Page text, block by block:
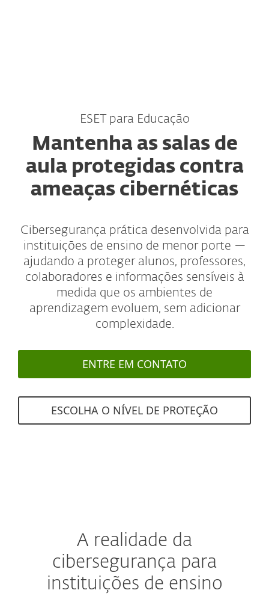
ESET para Educação
Mantenha as salas de
aula protegidas contra
ameaças cibernéticas
Cibersegurança prática desenvolvida para
instituições de ensino de menor porte —
ajudando a proteger alunos, professores,
colaboradores e informações sensíveis à
medida que os ambientes de
aprendizagem evoluem, sem adicionar
complexidade.
ENTRE EM CONTATO
ESCOLHA O NÍVEL DE PROTEÇÃO
A realidade da
cibersegurança para
instituições de ensino